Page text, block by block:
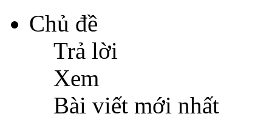
Chủ đề
Trả lời
Xem
Bài viết mới nhất